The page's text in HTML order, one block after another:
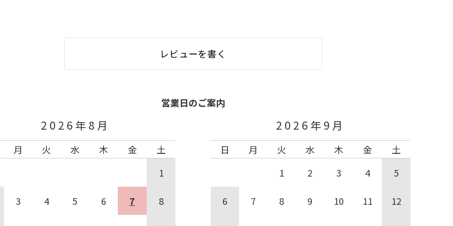
レビューを書く
営業日のご案内
2026年8月
月 火 水 木 金
土
1
3 4 5 6 7 8
2026年9月
日 月 火 水 木 金
土
1
2 3 4 5
6 7 8 9 10 11 12